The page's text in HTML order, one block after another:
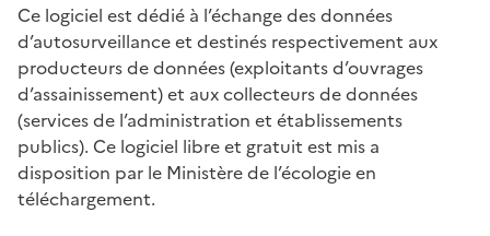
Ce logiciel est dédié à l’échange des données
d’autosurveillance et destinés respectivement aux
producteurs de données (exploitants d’ouvrages
d’assainissement) et aux collecteurs de données
(services de l’administration et établissements
publics). Ce logiciel libre et gratuit est mis a
disposition par le Ministère de l’écologie en
téléchargement.